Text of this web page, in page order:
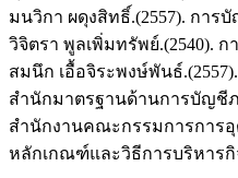
มนวิกา ผดุงสิทธิ์.(2557). กา
วิจิตรา พูลเพิ่มทรัพย์.(2540).
สมนึก เอื้อจิระพงษ์พันธ์
สำนักมาตรฐานด้านการบัญชี
สำนักงานคณะกรรมการการ
หลักเกณฑ์และวิธีการบริหารกิ